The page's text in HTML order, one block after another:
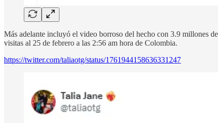
Más adelante incluyó el video borroso del hecho con 3.9 millones de
visitas al 25 de febrero a las 2:56 am hora de Colombia.
https://twitter.com/taliaotg/status/1761944158636331247